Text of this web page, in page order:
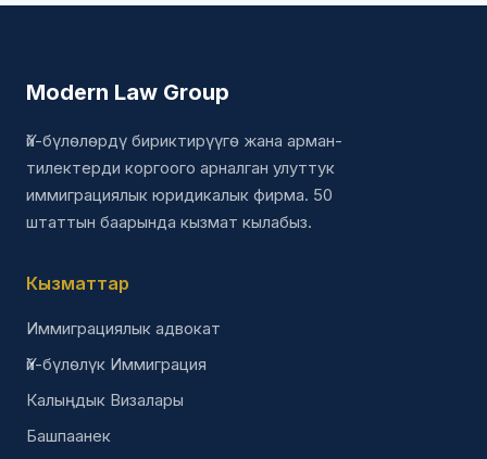
Modern Law Group
Үй-бүлөлөрдү бириктирүүгө жана арман-
тилектерди коргоого арналган улуттук
иммиграциялык юридикалык фирма. 50
штаттын баарында кызмат кылабыз.
Кызматтар
Иммиграциялык адвокат
Үй-бүлөлүк Иммиграция
Калыңдык Визалары
Башпаанек